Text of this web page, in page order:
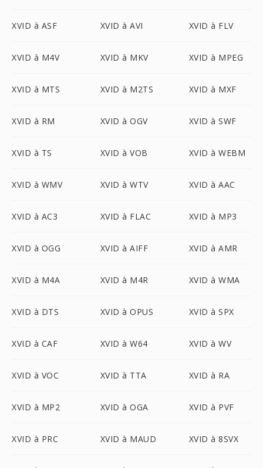
XVID à ASF XVID à AVI XVID à FLV
XVID à M4V XVID à MKV XVID à MPEG
XVID à MTS XVID à M2TS XVID à MXF
XVID à RM XVID à OGV XVID à SWF
XVID à TS XVID à VOB XVID à WEBM
XVID à WMV XVID à WTV XVID à AAC
XVID à AC3 XVID à FLAC XVID à MP3
XVID à OGG XVID à AIFF XVID à AMR
XVID à M4A XVID à M4R XVID à WMA
XVID à DTS XVID à OPUS XVID à SPX
XVID à CAF XVID à W64 XVID à WV
XVID à VOC XVID à TTA XVID à RA
XVID à MP2 XVID à OGA XVID à PVF
XVID à PRC XVID à MAUD XVID à 8SVX